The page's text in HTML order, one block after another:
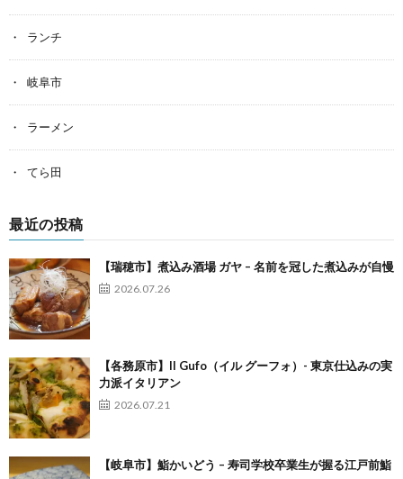
ランチ
岐阜市
ラーメン
てら田
最近の投稿
【瑞穂市】煮込み酒場 ガヤ – 名前を冠した煮込みが自慢
2026.07.26
【各務原市】Il Gufo（イル グーフォ）- 東京仕込みの実
力派イタリアン
2026.07.21
【岐阜市】鮨かいどう – 寿司学校卒業生が握る江戸前鮨